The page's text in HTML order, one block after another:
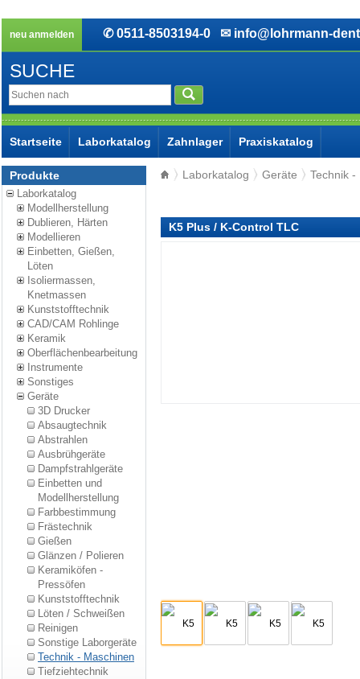
neu anmelden ✆ 0511-8503194-0 ✉ info@lohrmann-
SUCHE
Startseite Laborkatalog Zahnlager Praxiskatalog
Produkte
Laborkatalog
Modellherstellung
Dublieren, Härten
Modellieren
Einbetten, Gießen,
Löten
Isoliermassen,
Knetmassen
Kunststofftechnik
CAD/CAM Rohlinge
Keramik
Oberflächenbearbeitung
Instrumente
Sonstiges
Geräte
3D Drucker
Absaugtechnik
Abstrahlen
Ausbrühgeräte
Dampfstrahlgeräte
Einbetten und
Modellherstellung
Farbbestimmung
Frästechnik
Gießen
Glänzen / Polieren
Keramiköfen -
Pressöfen
Kunststofftechnik
Löten / Schweißen
Reinigen
Sonstige Laborgeräte
Technik - Maschinen
Tiefziehtechnik
Laborkatalog Geräte Technik -
K5 Plus / K-Control TLC